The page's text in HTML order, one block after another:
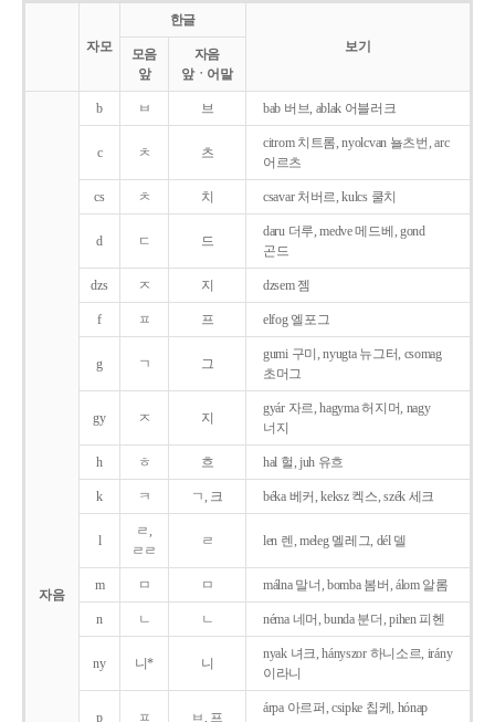
자모
한글
보기
모음
앞
자음
앞ㆍ어말
자음
b ㅂ 브 bab 버브, ablak 어블러크
c ㅊ 츠
citrom 치트롬, nyolcvan 뇰츠번, arc
어르츠
cs ㅊ 치 csavar 처버르, kulcs 쿨치
d ㄷ 드
daru 더루, medve 메드베, gond
곤드
dzs ㅈ 지 dzsem 젬
f ㅍ 프 elfog 엘포그
g ㄱ 그
gumi 구미, nyugta 뉴그터, csomag
초머그
gy ㅈ 지
gyár 자르, hagyma 허지머, nagy
너지
h ㅎ 흐 hal 헐, juh 유흐
k ㅋ ㄱ, 크 béka 베커, keksz 켁스, szék 세크
l
ㄹ,
ㄹㄹ
ㄹ len 렌, meleg 멜레그, dél 델
m ㅁ ㅁ málna 말너, bomba 봄버, álom 알롬
n ㄴ ㄴ néma 네머, bunda 분더, pihen 피헨
ny 니* 니
nyak 녀크, hányszor 하니소르, irány
이라니
p ㅍ ㅂ, 프
árpa 아르퍼, csipke 칩케, hónap